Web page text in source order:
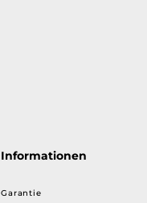
Informationen
Garantie